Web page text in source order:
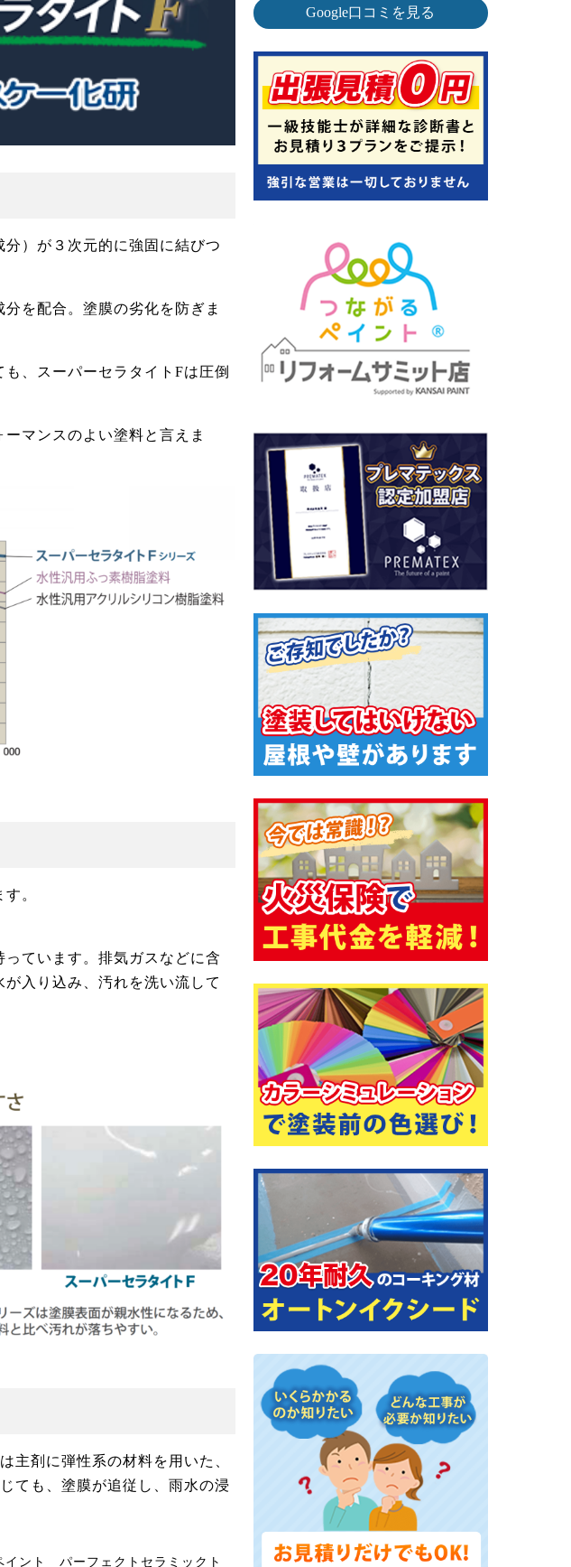
）が３次元的に強固に結びつ
を配合。塗膜の劣化を防ぎま
、スーパーセラタイトFは圧倒
マンスのよい塗料と言えま
。
ています。排気ガスなどに含
入り込み、汚れを洗い流して
主剤に弾性系の材料を用いた、
ても、塗膜が追従し、雨水の浸
イント パーフェクトセラミックト
Google口コミを見る